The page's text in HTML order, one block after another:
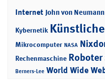
Internet John von Neumann
Kybernetik
Mikrocomputer NASA
Rechenmaschine Roboter
Berners-Lee World Wide